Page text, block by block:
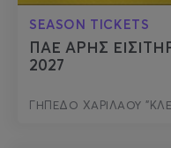
SEASON TICKETS
ΠΑΕ ΑΡΗΣ
2027
ΓΗΠΕΔΟ ΧΑΡΙΛΑΟΥ